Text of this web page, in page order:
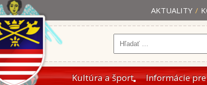
AKTUALITY /
Kultúra a šport
Informácie pre